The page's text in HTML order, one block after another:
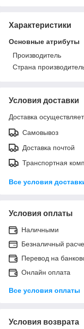
Характеристики
Основные атрибуты
Производитель
Страна
Условия доставки
Доставка
Самовывоз
Доставка почтой
Транспортная
Все условия
Условия оплаты
Наличными
Безналичный
Перевод на
Онлайн оплата
Все условия оплаты
Условия возврата